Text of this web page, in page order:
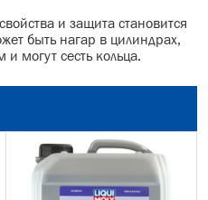
и защита становится
быть нагар в цилиндрах,
могут сесть кольца.